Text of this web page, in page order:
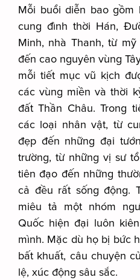
Mỗi buổi diễn bao
cung đình thời Hán,
Minh, nhà Thanh, từ
đến cao nguyên vùng
mỗi tiết mục vũ kịch
các vùng miền và thời
đất Thần Châu. Trong
các loại nhân vật, từ
đẹp đến những đại
trường, từ những vị sư
tiên đạo đến những
cả đều rất sống động.
miêu tả một nhóm
Quốc hiện đại luôn
mình. Mặc dù họ bị bức
bất khuất, câu chuyện
lệ, xúc động sâu sắc.